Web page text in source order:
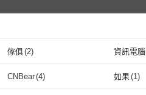
傢俱(2) 資訊電腦
CNBear(4) 如果(1)